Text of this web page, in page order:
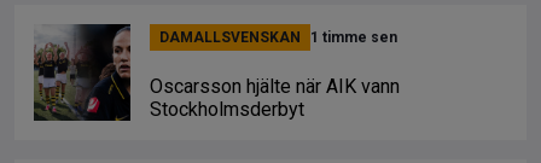
DAMALLSVENSKAN 1 timme sen
Oscarsson hjälte när AIK vann
Stockholmsderbyt